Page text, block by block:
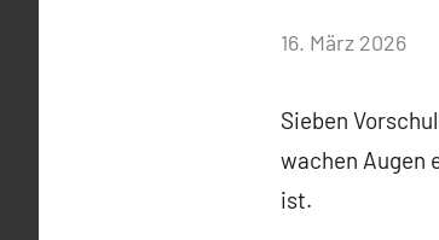
von
Braun
16. März 2026
Sieben
wachen Augen
ist.